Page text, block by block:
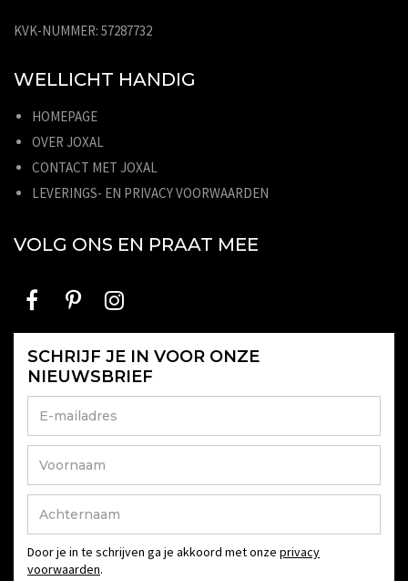
KVK-NUMMER: 57287732
WELLICHT HANDIG
HOMEPAGE
OVER JOXAL
CONTACT MET JOXAL
LEVERINGS- EN PRIVACY VOORWAARDEN
VOLG ONS EN PRAAT MEE
SCHRIJF JE IN VOOR ONZE
NIEUWSBRIEF
Door je in te schrijven ga je akkoord met onze privacy
voorwaarden.